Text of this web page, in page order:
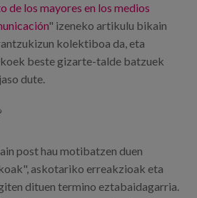
de los mayores en los medios
" izeneko artikulu bikain
kolektiboa da, eta
beste gizarte-talde batzuek
dute.
post hau motibatzen duen
askotariko erreakzioak eta
dituen termino eztabaidagarria.